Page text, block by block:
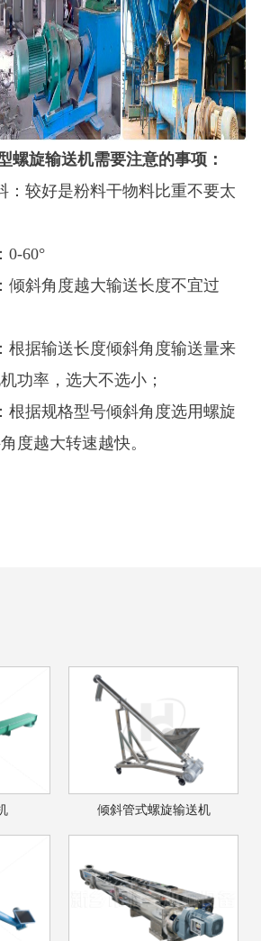
螺旋输送机需要注意的事项：
较好是粉料干物料比重不要太
60°
斜角度越大输送长度不宜过
据输送长度倾斜角度输送量来
功率，选大不选小；
据规格型号倾斜角度选用螺旋
度越大转速越快。
倾斜管式螺旋输送机